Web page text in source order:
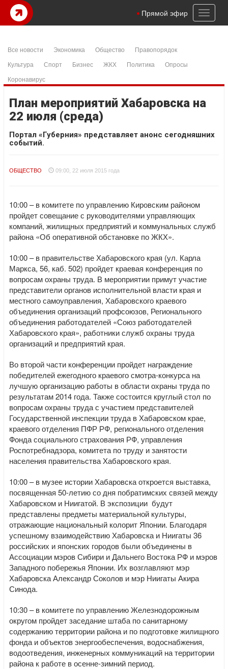
Toggle
Прямой эфир
Все новости Экономика Общество
Правопорядок
Культура
Спорт Бизнес ЖКХ Политика
Опросы
Коронавирус
План мероприятий Хабаровска на
22 июля (среда)
Портал «Губерния» представляет анонс сегодняшних
событий.
ОБЩЕСТВО 09:00, 22 июля 2015 года
10:00 – в комитете по управлению Кировским районом
пройдет совещание с руководителями управляющих
компаний, жилищных предприятий и коммунальных служб
района «Об оперативной обстановке по ЖКХ».
10:00 – в правительстве Хабаровского края (ул. Карла
Маркса, 56, каб. 502) пройдет краевая конференция по
вопросам охраны труда. В мероприятии примут участие
представители органов исполнительной власти края и
местного самоуправления, Хабаровского краевого
объединения организаций профсоюзов, Регионального
объединения работодателей «Союз работодателей
Хабаровского края», работники служб охраны труда
организаций и предприятий края.
Во второй части конференции пройдет награждение
победителей ежегодного краевого смотра-конкурса на
лучшую организацию работы в области охраны труда по
результатам 2014 года. Также состоится круглый стол по
вопросам охраны труда с участием представителей
Государственной инспекции труда в Хабаровском крае,
краевого отделения ПФР РФ, регионального отделения
Фонда социального страхования РФ, управления
Роспотребнадзора, комитета по труду и занятости
населения правительства Хабаровского края.
10:00 – в музее истории Хабаровска откроется выставка,
посвященная 50-летию со дня побратимских связей между
Хабаровском и Ниигатой. В экспозиции будут
представлены предметы материальной культуры,
отражающие национальный колорит Японии. Благодаря
успешному взаимодействию Хабаровска и Ниигаты 36
российских и японских городов были объединены в
Ассоциации мэров Сибири и Дальнего Востока РФ и мэров
Западного побережья Японии. Их возглавляют мэр
Хабаровска Александр Соколов и мэр Ниигаты Акира
Синода.
10:30 – в комитете по управлению Железнодорожным
округом пройдет заседание штаба по санитарному
содержанию территории района и по подготовке жилищного
фонда и объектов энергообеспечения, водоснабжения,
водоотведения, инженерных коммуникаций на территории
района к работе в осенне-зимний период.